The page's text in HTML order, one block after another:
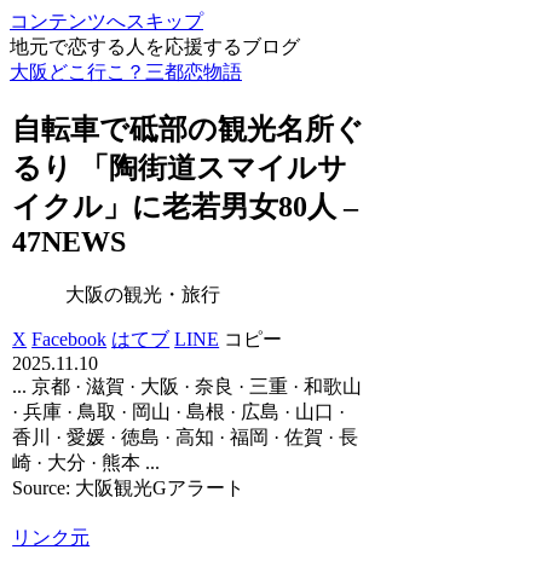
コンテンツへスキップ
地元で恋する人を応援するブログ
大阪どこ行こ？三都恋物語
自転車で砥部の観光名所ぐ
るり 「陶街道スマイルサ
イクル」に老若男女80人 –
47NEWS
大阪の観光・旅行
X Facebook はてブ LINE コピー
2025.11.10
... 京都 · 滋賀 · 大阪 · 奈良 · 三重 · 和歌山
· 兵庫 · 鳥取 · 岡山 · 島根 · 広島 · 山口 ·
香川 · 愛媛 · 徳島 · 高知 · 福岡 · 佐賀 · 長
崎 · 大分 · 熊本 ...
Source: 大阪観光Gアラート
リンク元